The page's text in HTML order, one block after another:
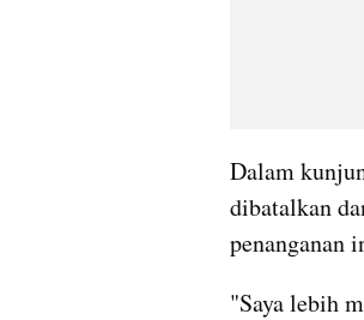
Dalam
dibatalkan
penanganan
"Saya lebih